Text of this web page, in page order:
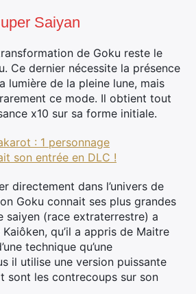
Saiyan
de Goku reste le
Ce dernier nécessite la présence
lumière de la pleine lune, mais
ce mode. Il obtient tout
x10 sur sa forme initiale.
: 1 personnage
son entrée en DLC !
directement dans l’univers de
Goku connait ses plus grandes
saiyen (race extraterrestre) a
qu’il a appris de Maitre
technique qu’une
il utilise une version puissante
sont les contrecoups sur son